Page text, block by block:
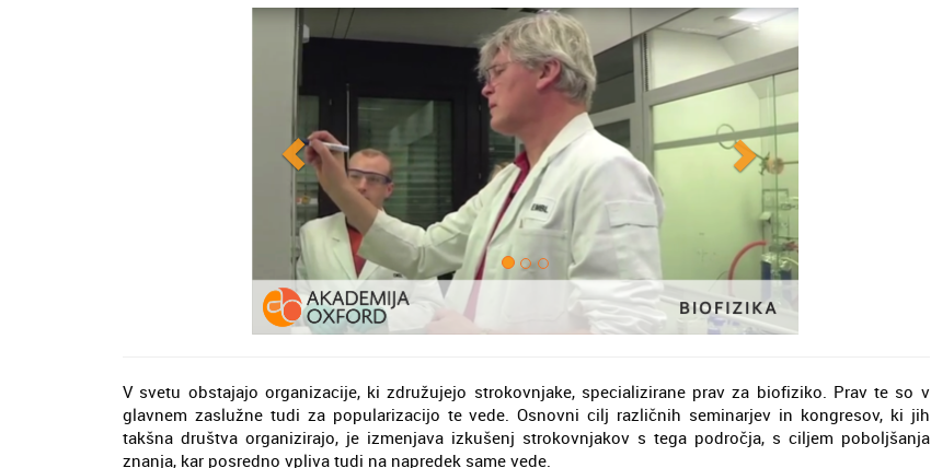
V svetu obstajajo organizacije, ki združujejo strokovnjake, specializirane prav za biofiziko. Prav te so v
glavnem zaslužne tudi za popularizacijo te vede. Osnovni cilj različnih seminarjev in kongresov, ki jih
takšna društva organizirajo, je izmenjava izkušenj strokovnjakov s tega področja, s ciljem poboljšanja
znanja, kar posredno vpliva tudi na napredek same vede.